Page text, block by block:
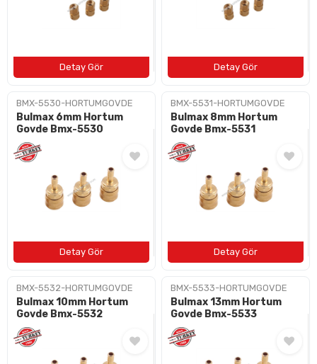
BMX-5530-HORTUMGOVDE
Bulmax 6mm Hortum
Govde Bmx-5530
BMX-5531-HORTUMGOVDE
Bulmax 8mm Hortum
Govde Bmx-5531
BMX-5532-HORTUMGOVDE
Bulmax 10mm Hortum
Govde Bmx-5532
BMX-5533-HORTUMGOVDE
Bulmax 13mm Hortum
Govde Bmx-5533